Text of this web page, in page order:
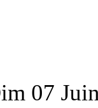
07